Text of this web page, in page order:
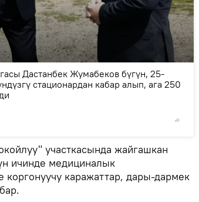
Дастанбек Жумабеков бүгүн, 25-
стационардан кабар алып, ага 250
участкасында жайгашкан
ичинде медициналык
каражаттар, дары-дармек